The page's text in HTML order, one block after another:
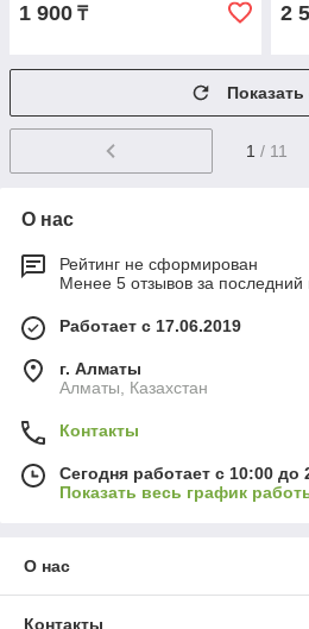
1 900 ₸ 2
1 / 11
О нас
Рейтинг не сформирован
Менее 5 отзывов за последний
Работает с 17.06.2019
г. Алматы
Алматы, Казахстан
Контакты
Сегодня работает с 10:00 до
Показать весь график
О нас
Контакты